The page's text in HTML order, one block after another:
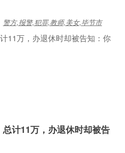
警方,报警,犯罪,教师,美女,毕节市
计11万，办退休时却被告